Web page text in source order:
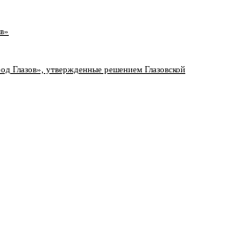
Глазов», утвержденные решением Глазовской